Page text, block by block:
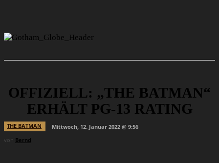
OFFIZIELL: „THE BATMAN“
ERHÄLT PG-13 RATING
THE BATMAN
Mittwoch, 12. Januar 2022 @ 9:56
von Bernd